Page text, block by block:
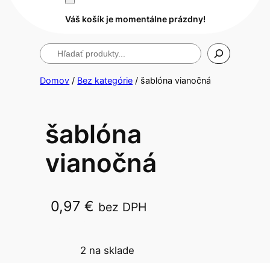
Váš košík je momentálne prázdny!
Hľadanie
Domov / Bez kategórie / šablóna vianočná
šablóna
vianočná
0,97€ bez DPH
2 na sklade